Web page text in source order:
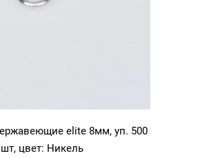
elite 8мм, уп. 500
шт, цвет: Никель